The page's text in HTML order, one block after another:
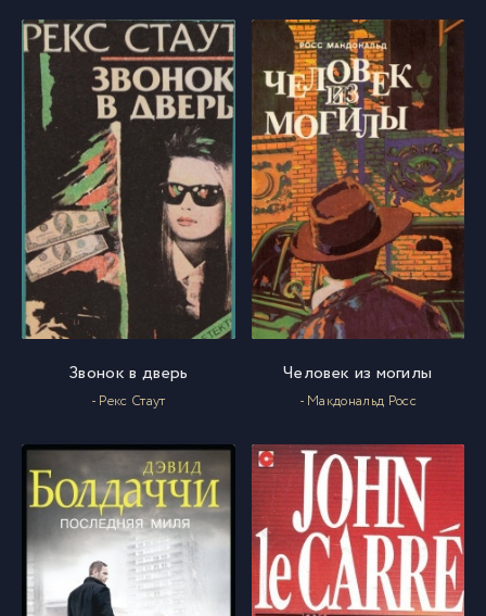
Звонок в дверь
- Рекс Стаут
Человек из могилы
- Макдональд Росс